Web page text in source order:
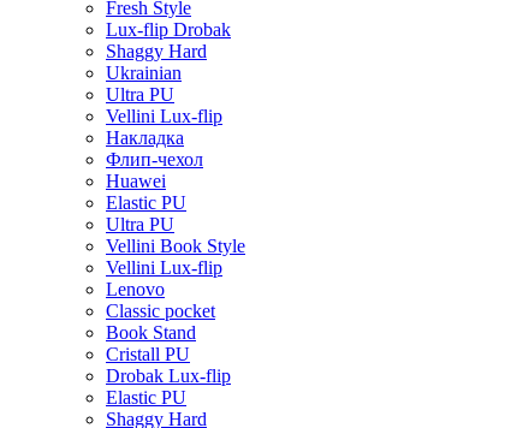
Fresh Style
Lux-flip Drobak
Shaggy Hard
Ukrainian
Ultra PU
Vellini Lux-flip
Накладка
Флип-чехол
Huawei
Elastic PU
Ultra PU
Vellini Book Style
Vellini Lux-flip
Lenovo
Classic pocket
Book Stand
Cristall PU
Drobak Lux-flip
Elastic PU
Shaggy Hard